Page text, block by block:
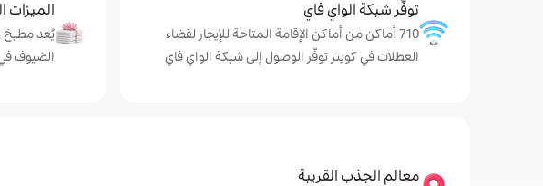
توفُّر شبكة الواي فاي
710 أماكن من أماكن الإقامة المتاحة للإيجار لقضاء
العطلات في كوينز توفّر الوصول إلى شبكة الواي فاي
الميزات
يُعد مطبخ
الضيوف في
معالم الجذب القريبة